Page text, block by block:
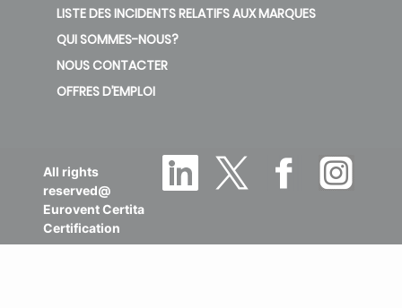
LISTE DES INCIDENTS RELATIFS AUX MARQUES
QUI SOMMES-NOUS?
NOUS CONTACTER
OFFRES D’EMPLOI
All rights
reserved@
Eurovent Certita
Certification